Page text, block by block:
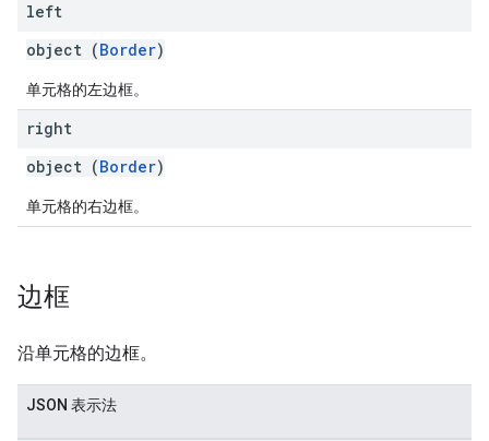
left
object (Border)
单元格的左边框。
right
object (Border)
单元格的右边框。
边框
沿单元格的边框。
JSON 表示法